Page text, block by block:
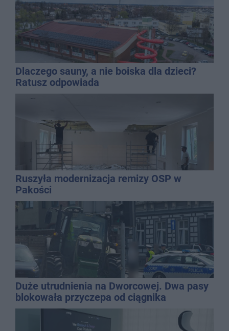
Dlaczego sauny, a nie boiska dla dzieci?
Ratusz odpowiada
Ruszyła modernizacja remizy OSP w
Pakości
Duże utrudnienia na Dworcowej. Dwa pasy
blokowała przyczepa od ciągnika